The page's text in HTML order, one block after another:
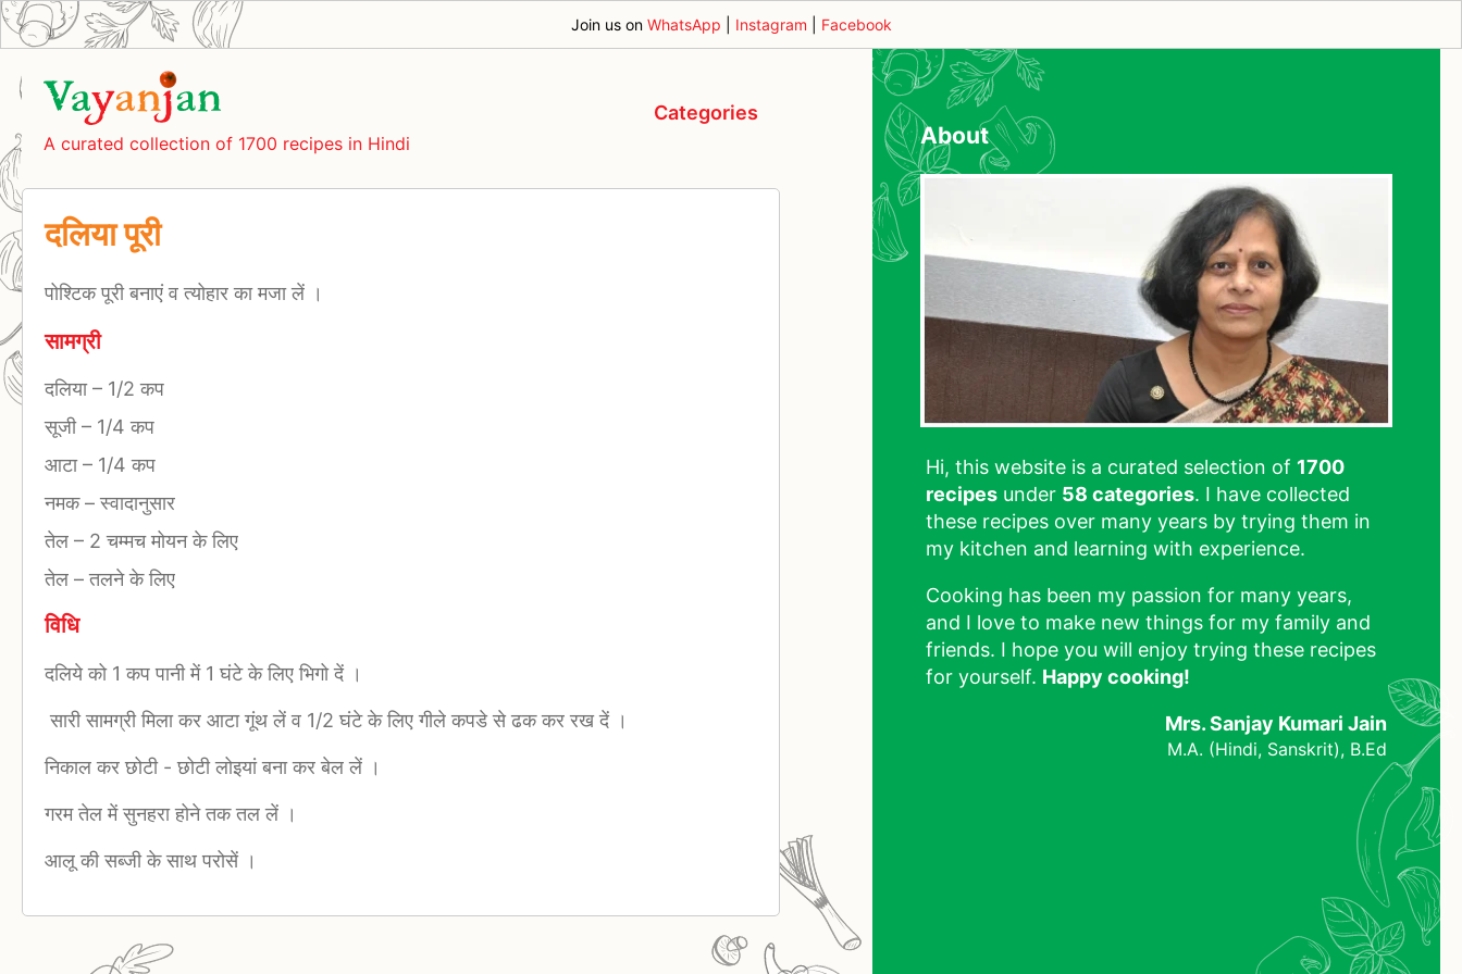
Join us on WhatsApp Instagram Facebook
A curated collection of 1700 recipes in Hindi
Categories
दलिया पूरी
पोश्टिक पूरी बनाएं व त्योहार का मजा लें ।
सामग्री
दलिया– 1/2 कप
सूजी– 1/4 कप
आटा– 1/4 कप
नमक–स्वादानुसार
तेल – 2 चम्मच मोयन के लिए
तेल –तलने के लिए
विधि
दलिये को 1 कप पानी में 1 घंटे के लिए भिगो दें ।
सारी सामग्री मिला कर आटा गूंथ लें व 1/2 घंटे के लिए गीले कपडे से ढक कर रख दें ।
निकाल कर छोटी - छोटी लोइयां बना कर बेल लें ।
गरम तेल में सुनहरा होने तक तल लें ।
आलू की सब्जी के साथ परोसें ।
About
Hi, this website is a curated selection of 1700
recipes under 58 categories. I have collected
these recipes over many years by trying them in
my kitchen and learning with experience.
Cooking has been my passion for many years,
and I love to make new things for my family and
friends. I hope you will enjoy trying these recipes
for yourself. Happy cooking!
Mrs. Sanjay Kumari Jain
M.A. (Hindi, Sanskrit), B.Ed